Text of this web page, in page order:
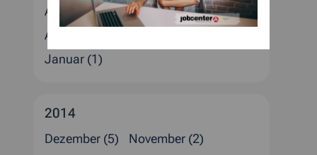
August (2)
Juli (2) Juni (1)
Mai (3)
April (1)
Januar (1)
2014
Dezember (5)
November (2)